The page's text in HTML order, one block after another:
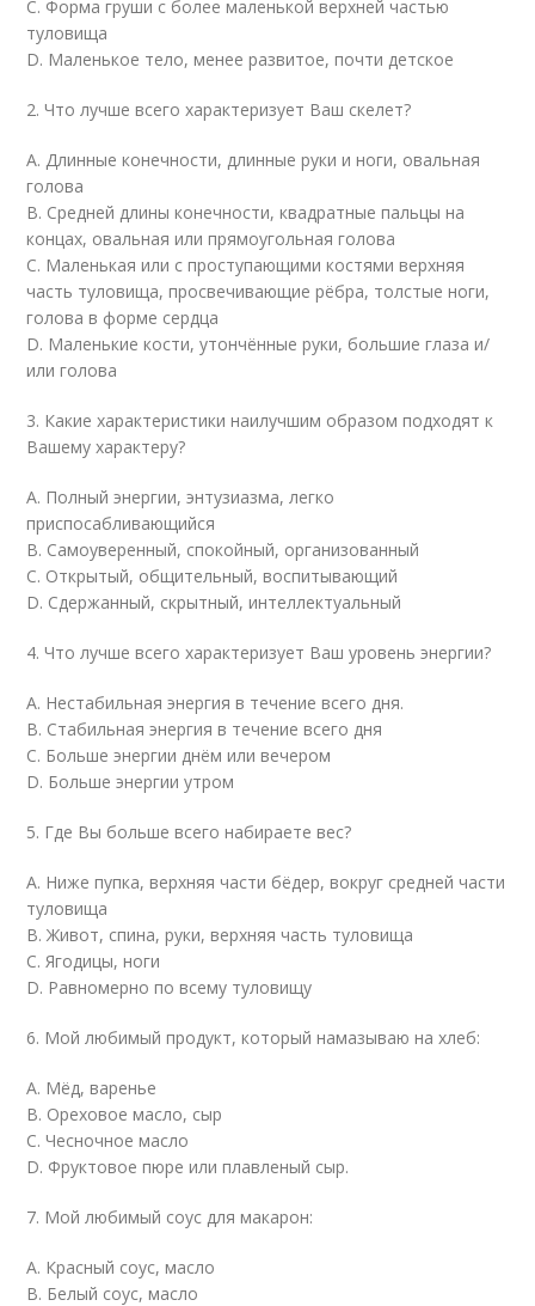
С. Форма груши с более маленькой верхней частью
туловища
D. Маленькое тело, менее развитое, почти детское
2. Что лучше всего характеризует Ваш скелет?
А. Длинные конечности, длинные руки и ноги, овальная
голова
В. Средней длины конечности, квадратные пальцы на
концах, овальная или прямоугольная голова
С. Маленькая или с проступающими костями верхняя
часть туловища, просвечивающие рёбра, толстые ноги,
голова в форме сердца
D. Маленькие кости, утончённые руки, большие глаза и/
или голова
3. Какие характеристики наилучшим образом подходят к
Вашему характеру?
А. Полный энергии, энтузиазма, легко
приспосабливающийся
В. Самоуверенный, спокойный, организованный
С. Открытый, общительный, воспитывающий
D. Сдержанный, скрытный, интеллектуальный
4. Что лучше всего характеризует Ваш уровень энергии?
А. Нестабильная энергия в течение всего дня.
В. Стабильная энергия в течение всего дня
С. Больше энергии днём или вечером
D. Больше энергии утром
5. Где Вы больше всего набираете вес?
А. Ниже пупка, верхняя части бёдер, вокруг средней части
туловища
В. Живот, спина, руки, верхняя часть туловища
С. Ягодицы, ноги
D. Равномерно по всему туловищу
6. Мой любимый продукт, который намазываю на хлеб:
А. Мёд, варенье
В. Ореховое масло, сыр
С. Чесночное масло
D. Фруктовое пюре или плавленый сыр.
7. Мой любимый соус для макарон:
А. Красный соус, масло
В. Белый соус, масло